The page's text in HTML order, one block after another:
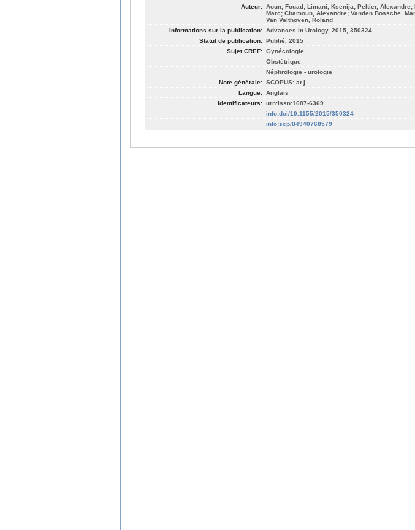
Auteur: Aoun, Fouad; Limani, Ksenija; Peltier, Alexandre;
Marc; Chamoun, Alexandre; Vanden Bossche,
Van Velthoven, Roland
Informations sur la publication: Advances in Urology, 2015, 350324
Statut de publication: Publié, 2015
Sujet CREF: Gynécologie
Obstétrique
Néphrologie - urologie
Note générale: SCOPUS: ar.j
Langue: Anglais
Identificateurs: urn:issn:1687-6369
info:doi/10.1155/2015/350324
info:scp/84940768579